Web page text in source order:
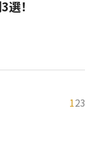
！
123